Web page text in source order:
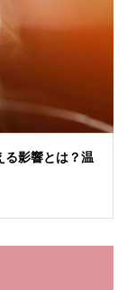
る影響とは？温